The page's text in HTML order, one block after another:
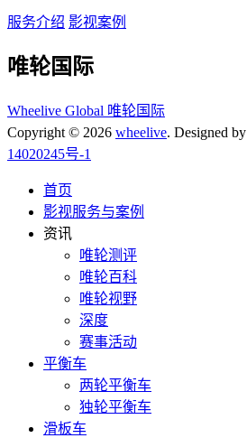
服务介绍 影视案例
唯轮国际
Wheelive Global 唯轮国际
Copyright © 2026 wheelive. Designed by
14020245号-1
首页
影视服务与案例
资讯
唯轮测评
唯轮百科
唯轮视野
深度
赛事活动
平衡车
两轮平衡车
独轮平衡车
滑板车